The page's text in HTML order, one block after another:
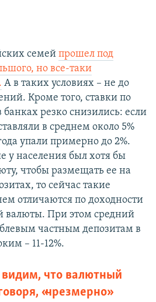
семей прошел под
но все-таки
А в таких условиях – не до
Кроме того, ставки по
резко снизились: если
в среднем около 5%
упали примерно до 2%.
у населения был хотя бы
чтобы размещать ее на
то сейчас такие
отличаются по доходности
валюты. При этом средний
частным депозитам в
– 11-12%.
что валютный
«чрезмерно»